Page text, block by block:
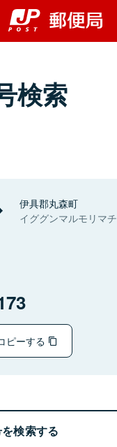
検索
伊具郡丸森町
イググンマルモリマチ
ピーする
検索する